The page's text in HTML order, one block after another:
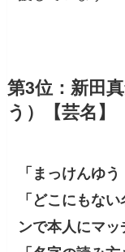
第3位：新田
う）【芸名】
「まっけんゆ
「どこにもな
ンで本人にマッ